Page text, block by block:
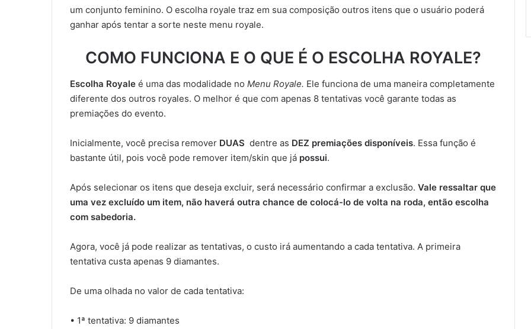
um conjunto feminino. O escolha royale traz em sua composição outros itens que o usuário poderá
ganhar após tentar a sorte neste menu royale.
COMO FUNCIONA E O QUE É O ESCOLHA ROYALE?
Escolha Royale é uma das modalidade no Menu Royale. Ele funciona de uma maneira completamente
diferente dos outros royales. O melhor é que com apenas 8 tentativas você garante todas as
premiações do evento.
Inicialmente, você precisa remover DUAS dentre as DEZ premiações disponíveis. Essa função é
bastante útil, pois você pode remover item/skin que já possui.
Após selecionar os itens que deseja excluir, será necessário confirmar a exclusão. Vale ressaltar que
uma vez excluído um item, não haverá outra chance de colocá-lo de volta na roda, então escolha
com sabedoria.
Agora, você já pode realizar as tentativas, o custo irá aumentando a cada tentativa. A primeira
tentativa custa apenas 9 diamantes.
De uma olhada no valor de cada tentativa:
• 1ª tentativa: 9 diamantes